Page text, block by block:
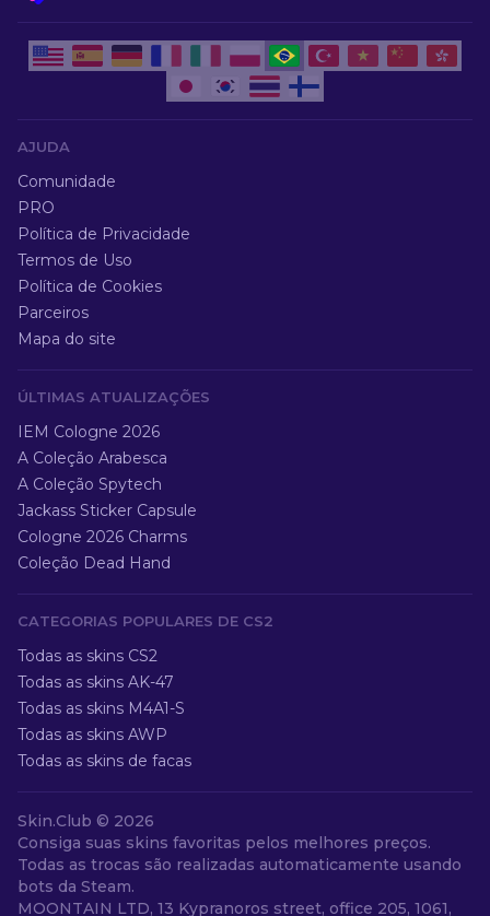
AJUDA
Comunidade
PRO
Política de Privacidade
Termos de Uso
Política de Cookies
Parceiros
Mapa do site
ÚLTIMAS ATUALIZAÇÕES
IEM Cologne 2026
A Coleção Arabesca
A Coleção Spytech
Jackass Sticker Capsule
Cologne 2026 Charms
Coleção Dead Hand
CATEGORIAS POPULARES DE CS2
Todas as skins CS2
Todas as skins AK-47
Todas as skins M4A1-S
Todas as skins AWP
Todas as skins de facas
Skin.Club © 2026
Consiga suas skins favoritas pelos melhores preços.
Todas as trocas são realizadas automaticamente usando
bots da Steam.
MOONTAIN LTD, 13 Kypranoros street, office 205, 1061,